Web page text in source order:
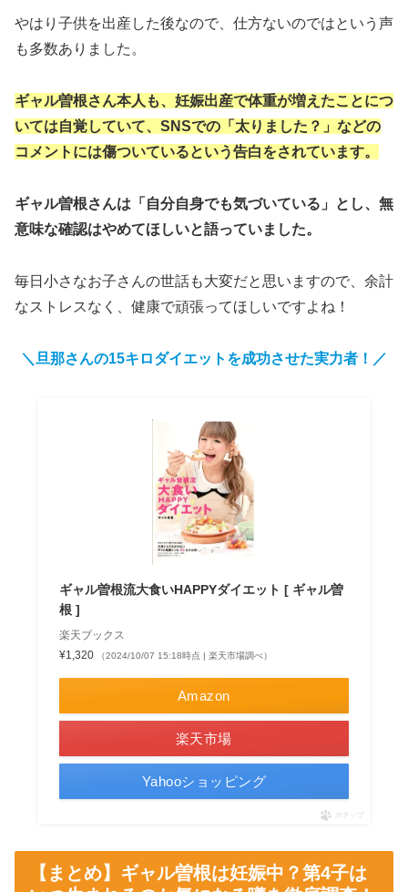
やはり子供を出産した後なので、仕方ないのではという声
も多数ありました。
ギャル曽根さん本人も、妊娠出産で体重が増えたことにつ
いては自覚していて、SNSでの「太りました？」などの
コメントには傷ついているという告白をされています。
ギャル曽根さんは「自分自身でも気づいている」とし、無
意味な確認はやめてほしいと語っていました。
毎日小さなお子さんの世話も大変だと思いますので、余計
なストレスなく、健康で頑張ってほしいですよね！
＼旦那さんの15キロダイエットを成功させた実力者！／
ギャル曽根流大食いHAPPYダイエット [ ギャル曽
根 ]
楽天ブックス
¥1,320
（2024/10/07 15:18時点 | 楽天市場調べ）
Amazon
楽天市場
Yahooショッピング
ポチップ
【まとめ】ギャル曽根は妊娠中？第4子は